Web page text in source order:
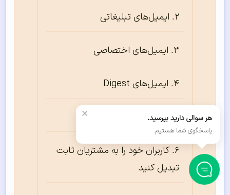
ایمیل‌های تبلیغاتی
ایمیل‌های اختصاصی
ایمیل‌های Digest
ایمیل‌های تبادلی
کاربران خود را به مشتریان ثابت
تبدیل کنید
× هر سوالی دارید بپرسید.
پاسخگوی شما هستیم.